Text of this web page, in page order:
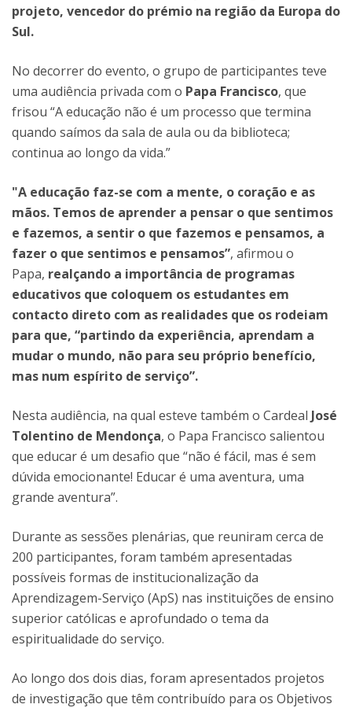
projeto, vencedor do prémio na região da Europa do
Sul.
No decorrer do evento, o grupo de participantes teve
uma audiência privada com o Papa Francisco, que
frisou “A educação não é um processo que termina
quando saímos da sala de aula ou da biblioteca;
continua ao longo da vida.”
"A educação faz-se com a mente, o coração e as
mãos. Temos de aprender a pensar o que sentimos
e fazemos, a sentir o que fazemos e pensamos, a
fazer o que sentimos e pensamos”, afirmou o
Papa, realçando a importância de programas
educativos que coloquem os estudantes em
contacto direto com as realidades que os rodeiam
para que, “partindo da experiência, aprendam a
mudar o mundo, não para seu próprio benefício,
mas num espírito de serviço”.
Nesta audiência, na qual esteve também o Cardeal José
Tolentino de Mendonça, o Papa Francisco salientou
que educar é um desafio que “não é fácil, mas é sem
dúvida emocionante! Educar é uma aventura, uma
grande aventura”.
Durante as sessões plenárias, que reuniram cerca de
200 participantes, foram também apresentadas
possíveis formas de institucionalização da
Aprendizagem-Serviço (ApS) nas instituições de ensino
superior católicas e aprofundado o tema da
espiritualidade do serviço.
Ao longo dos dois dias, foram apresentados projetos
de investigação que têm contribuído para os Objetivos